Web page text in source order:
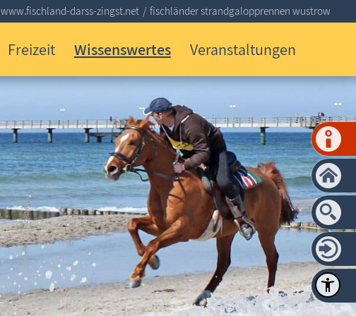
Freizeit Wissenswertes Veranstaltungen
www.fischland-darss-zingst.net fischländer strandgalopprennen wustrow